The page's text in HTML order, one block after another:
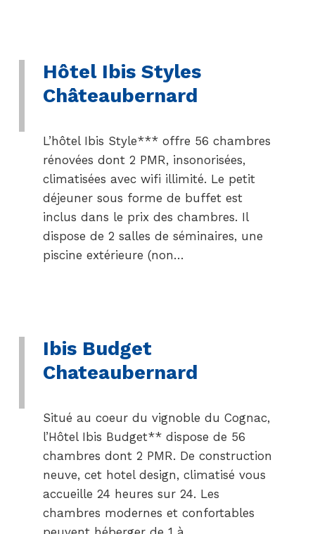
Hôtel Ibis Styles
Châteaubernard
L’hôtel Ibis Style*** offre 56 chambres
rénovées dont 2 PMR, insonorisées,
climatisées avec wifi illimité. Le petit
déjeuner sous forme de buffet est
inclus dans le prix des chambres. Il
dispose de 2 salles de séminaires, une
piscine extérieure (non…
Ibis Budget
Chateaubernard
Situé au coeur du vignoble du Cognac,
l’Hôtel Ibis Budget** dispose de 56
chambres dont 2 PMR. De construction
neuve, cet hotel design, climatisé vous
accueille 24 heures sur 24. Les
chambres modernes et confortables